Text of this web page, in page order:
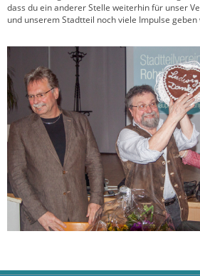
dass du ein anderer Stelle weiterhin für unser
und unserem Stadtteil noch viele Impulse geben